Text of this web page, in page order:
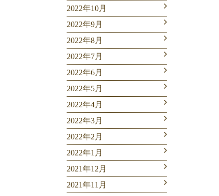
2022年10月
2022年9月
2022年8月
2022年7月
2022年6月
2022年5月
2022年4月
2022年3月
2022年2月
2022年1月
2021年12月
2021年11月